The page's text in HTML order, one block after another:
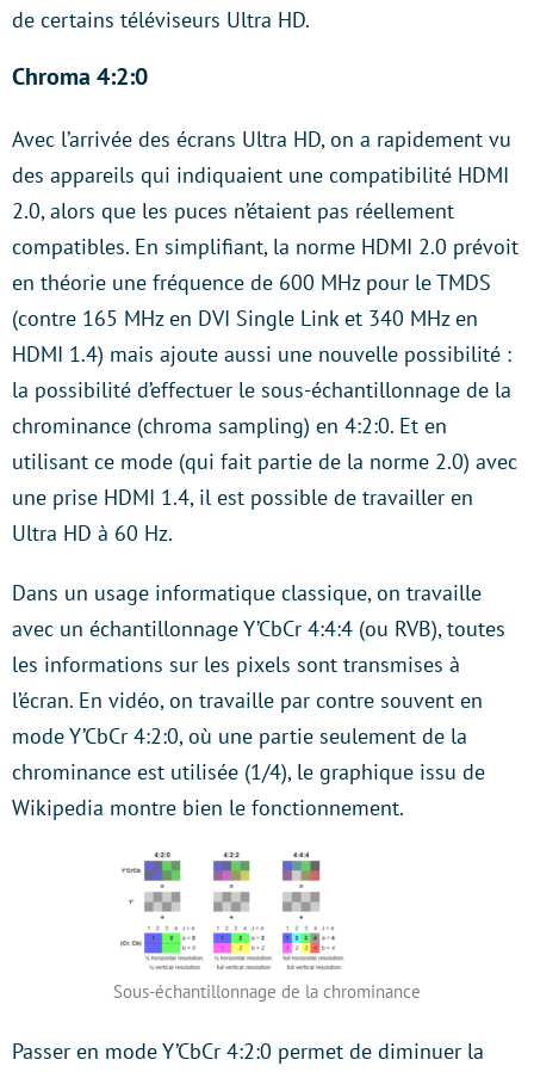
de certains téléviseurs Ultra HD.
Chroma 4:2:0
Avec l’arrivée des écrans Ultra HD, on a rapidement vu
des appareils qui indiquaient une compatibilité HDMI
2.0, alors que les puces n’étaient pas réellement
compatibles. En simplifiant, la norme HDMI 2.0 prévoit
en théorie une fréquence de 600 MHz pour le TMDS
(contre 165 MHz en DVI Single Link et 340 MHz en
HDMI 1.4) mais ajoute aussi une nouvelle possibilité :
la possibilité d’effectuer le sous-échantillonnage de la
chrominance (chroma sampling) en 4:2:0. Et en
utilisant ce mode (qui fait partie de la norme 2.0) avec
une prise HDMI 1.4, il est possible de travailler en
Ultra HD à 60 Hz.
Dans un usage informatique classique, on travaille
avec un échantillonnage Y’CbCr 4:4:4 (ou RVB), toutes
les informations sur les pixels sont transmises à
l’écran. En vidéo, on travaille par contre souvent en
mode Y’CbCr 4:2:0, où une partie seulement de la
chrominance est utilisée (1/4), le graphique issu de
Wikipedia montre bien le fonctionnement.
Sous-échantillonnage de la chrominance
Passer en mode Y’CbCr 4:2:0 permet de diminuer la